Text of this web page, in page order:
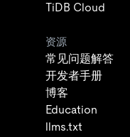
TiDB Cloud
资源
常见问题解答
开发者手册
博客
Education
llms.txt